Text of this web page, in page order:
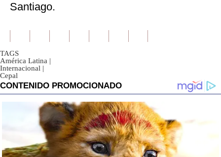
Santiago.
TAGS
América Latina |
Internacional |
Cepal